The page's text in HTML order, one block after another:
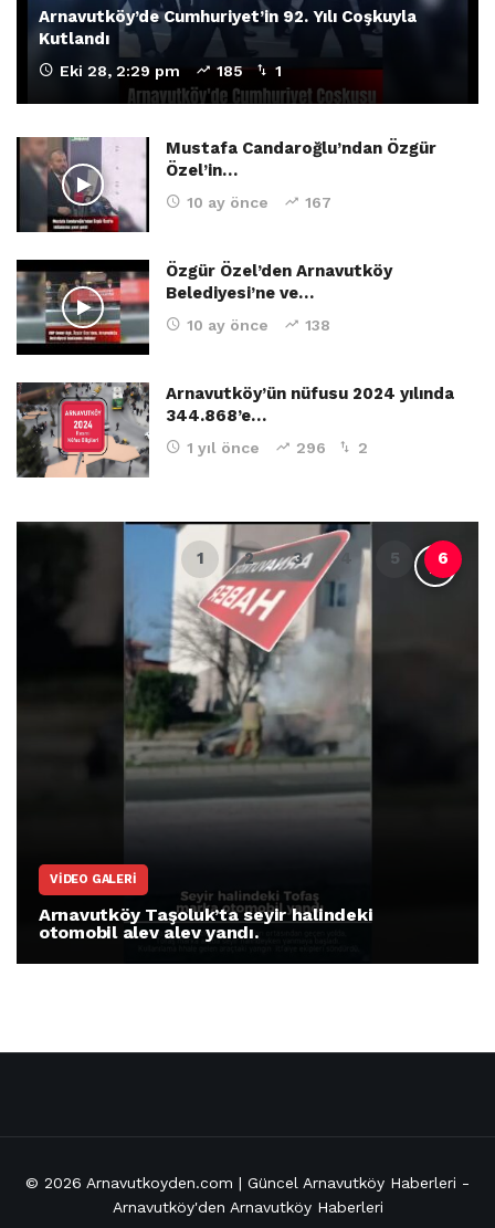
Arnavutköy’de Cumhuriyet’in 92. Yılı Coşkuyla
Kutlandı
Eki 28, 2:29 pm 185 1
Mustafa Candaroğlu’ndan Özgür
Özel’in…
10 ay önce 167
Özgür Özel’den Arnavutköy
Belediyesi’ne ve…
10 ay önce 138
Arnavutköy’ün nüfusu 2024 yılında
344.868’e…
1 yıl önce 296 2
ARNAVUTKÖY
Arnavutköy İmrahor Mahallesi sakinleri
protesto gösterisi düzenledi
© 2026 Arnavutkoyden.com | Güncel Arnavutköy Haberleri -
Arnavutköy'den Arnavutköy Haberleri